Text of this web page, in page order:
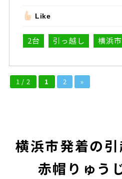
Like
2台 引っ越し 横浜
1 / 2 1 2 »
横浜市発着の
赤帽りゅう